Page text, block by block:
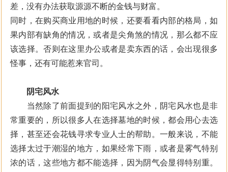
差，没有办法获取源源不断的金钱与财富。
同时，在购买商业用地的时候，还要看看内部的格局，如
果内部有缺角的情况，或者是尖角煞的情况，那么都不应
该选择。否则在这里办公或者是卖东西的话，会出现很多
怪事，还有可能惹来官司。
阴宅风水
当然除了前面提到的阳宅风水之外，阴宅风水也是非
常重要的，所以很多人在选择墓地的时候，都会用心去选
择，甚至还会花钱寻求专业人士的帮助。一般来说，不能
选择太过于潮湿的地方，如果经常下雨，或者是雾气特别
浓的话，这些地方都不能选择，因为阴气会显得特别重。